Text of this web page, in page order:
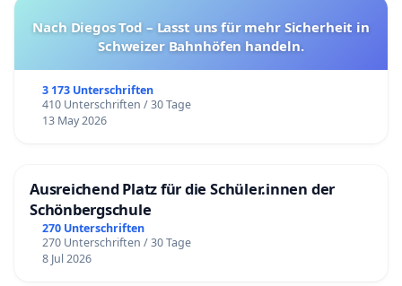
Nach Diegos Tod – Lasst uns für mehr Sicherheit in
Schweizer Bahnhöfen handeln.
3 173 Unterschriften
410 Unterschriften / 30 Tage
13 May 2026
Ausreichend Platz für die Schüler.innen der
Schönbergschule
270 Unterschriften
270 Unterschriften / 30 Tage
8 Jul 2026